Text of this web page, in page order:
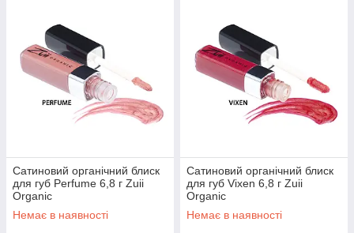
Сатиновий органічний блиск
для губ Perfume 6,8 г Zuii
Organic
Немає в наявності
Сатиновий органічний блиск
для губ Vixen 6,8 г Zuii
Organic
Немає в наявності